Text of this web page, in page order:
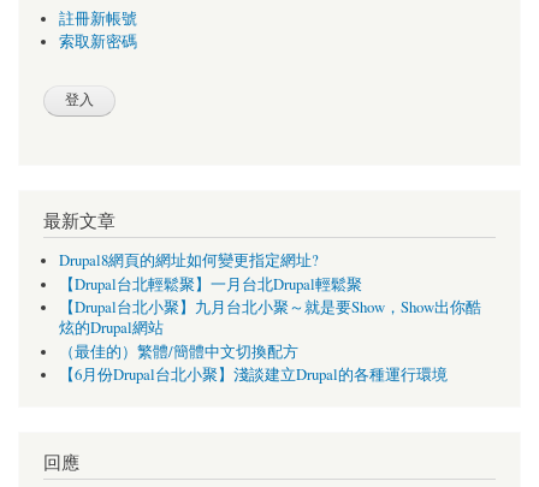
註冊新帳號
索取新密碼
最新文章
Drupal8網頁的網址如何變更指定網址?
【Drupal台北輕鬆聚】一月台北Drupal輕鬆聚
【Drupal台北小聚】九月台北小聚～就是要Show，Show出你酷
炫的Drupal網站
（最佳的）繁體/簡體中文切換配方
【6月份Drupal台北小聚】淺談建立Drupal的各種運行環境
回應